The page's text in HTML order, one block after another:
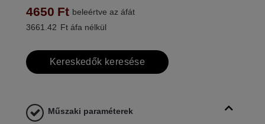
4650 Ft beleértve az áfát
3661.42 Ft áfa nélkül
Kereskedők keresése
Műszaki paraméterek